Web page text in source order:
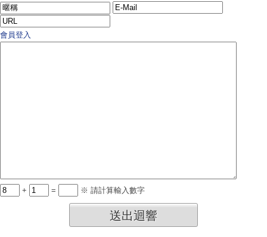
會員登入
+ = ※ 請計算輸入數字
送出迴響